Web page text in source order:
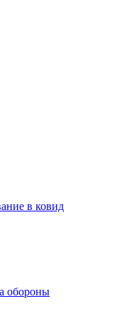
в ковид
обороны